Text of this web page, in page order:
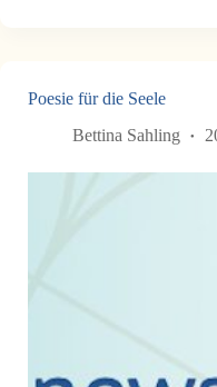
Poesie für die Seele
Bettina Sahling